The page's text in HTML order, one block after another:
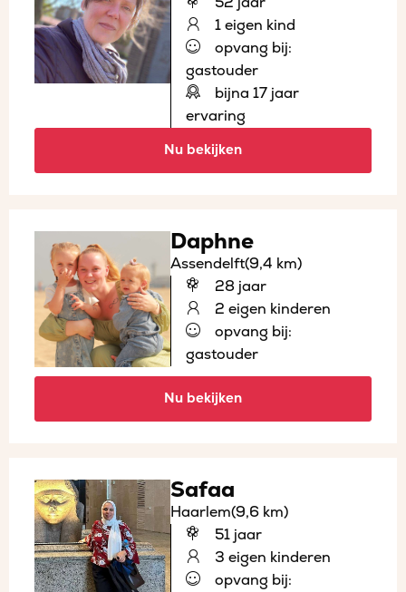
1 eigen kind
opvang bij:
gastouder
bijna 17 jaar
ervaring
Nu bekijken
Daphne
Assendelft(9,4 km)
28 jaar
2 eigen kinderen
opvang bij:
gastouder
Nu bekijken
Safaa
Haarlem(9,6 km)
51 jaar
3 eigen kinderen
opvang bij: